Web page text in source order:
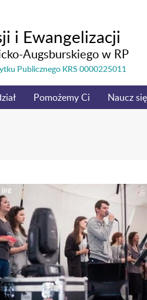
i Ewangelizacji
Augsburskiego w RP
Publicznego KRS 0000225011
Pomożemy Ci Naucz się